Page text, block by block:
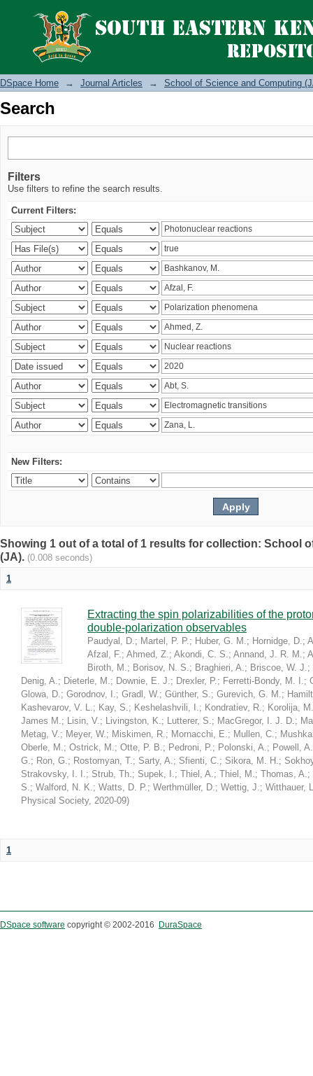
Search
DSpace Home → Journal Articles → School of Science and Computing
Search
Filters
Use filters to refine the search results.
Current Filters:
New Filters:
Showing 1 out of a total of 1 results for collection: School
(JA). (0.008 seconds)
1
Extracting the spin polarizabilities of the
double-polarization observables
Paudyal, D.; Martel, P. P.; Huber, G. M.; Hornidge, D.;
Afzal, F.; Ahmed, Z.; Akondi, C. S.; Annand, J. R. M.;
Biroth, M.; Borisov, N. S.; Braghieri, A.; Briscoe, W. J.;
Denig, A.; Dieterle, M.; Downie, E. J.; Drexler, P.; Ferretti-Bondy, M. I.;
Glowa, D.; Gorodnov, I.; Gradl, W.; Günther, S.; Gurevich, G. M.;
Kashevarov, V. L.; Kay, S.; Keshelashvili, I.; Kondratiev, R.; Korolija, M.
James M.; Lisin, V.; Livingston, K.; Lutterer, S.; MacGregor, I. J. D.;
Metag, V.; Meyer, W.; Miskimen, R.; Mornacchi, E.; Mullen, C.;
Oberle, M.; Ostrick, M.; Otte, P. B.; Pedroni, P.; Polonski, A.; Powell, A.
G.; Ron, G.; Rostomyan, T.; Sarty, A.; Sfienti, C.; Sikora, M. H.;
Strakovsky, I. I.; Strub, Th.; Supek, I.; Thiel, A.; Thiel, M.; Thomas, A.;
S.; Walford, N. K.; Watts, D. P.; Werthmüller, D.; Wettig, J.; Witthauer,
Physical Society, 2020-09)
1
DSpace software copyright © 2002-2016 DuraSpace